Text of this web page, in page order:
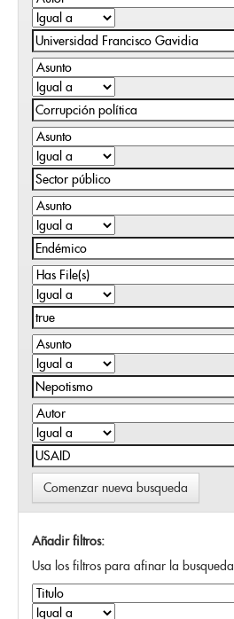
Comenzar nueva busqueda
Añadir filtros:
Usa los filtros para afinar la busqueda.